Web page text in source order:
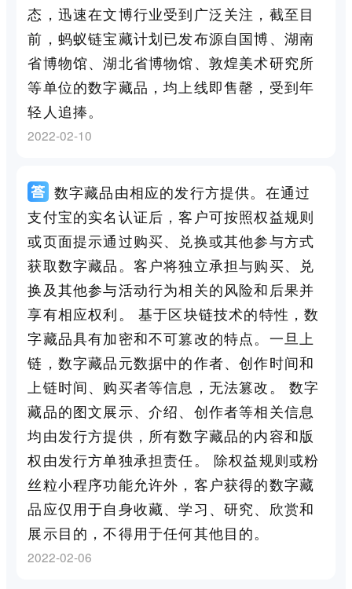
态，迅速在文博行业受到广泛关注，截至目
前，蚂蚁链宝藏计划已发布源自国博、湖南
省博物馆、湖北省博物馆、敦煌美术研究所
等单位的数字藏品，均上线即售罄，受到年
轻人追捧。
2022-02-10
数字藏品由相应的发行方提供。在通过
支付宝的实名认证后，客户可按照权益规则
或页面提示通过购买、兑换或其他参与方式
获取数字藏品。客户将独立承担与购买、兑
换及其他参与活动行为相关的风险和后果并
享有相应权利。 基于区块链技术的特性，数
字藏品具有加密和不可篡改的特点。一旦上
链，数字藏品元数据中的作者、创作时间和
上链时间、购买者等信息，无法篡改。 数字
藏品的图文展示、介绍、创作者等相关信息
均由发行方提供，所有数字藏品的内容和版
权由发行方单独承担责任。 除权益规则或粉
丝粒小程序功能允许外，客户获得的数字藏
品应仅用于自身收藏、学习、研究、欣赏和
展示目的，不得用于任何其他目的。
2022-02-06